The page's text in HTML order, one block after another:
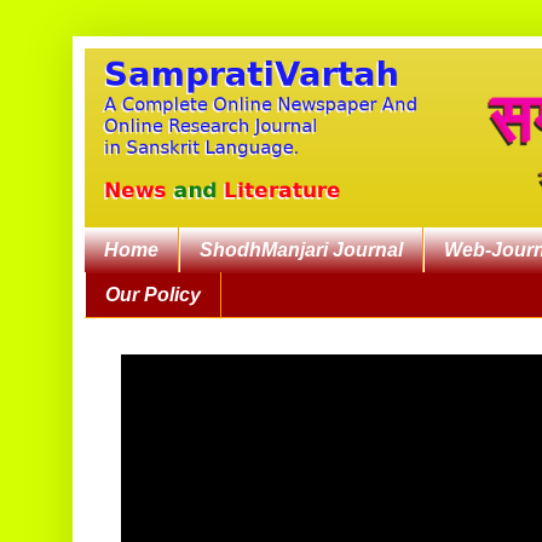
Home ShodhManjari Journal Web-
Our Policy